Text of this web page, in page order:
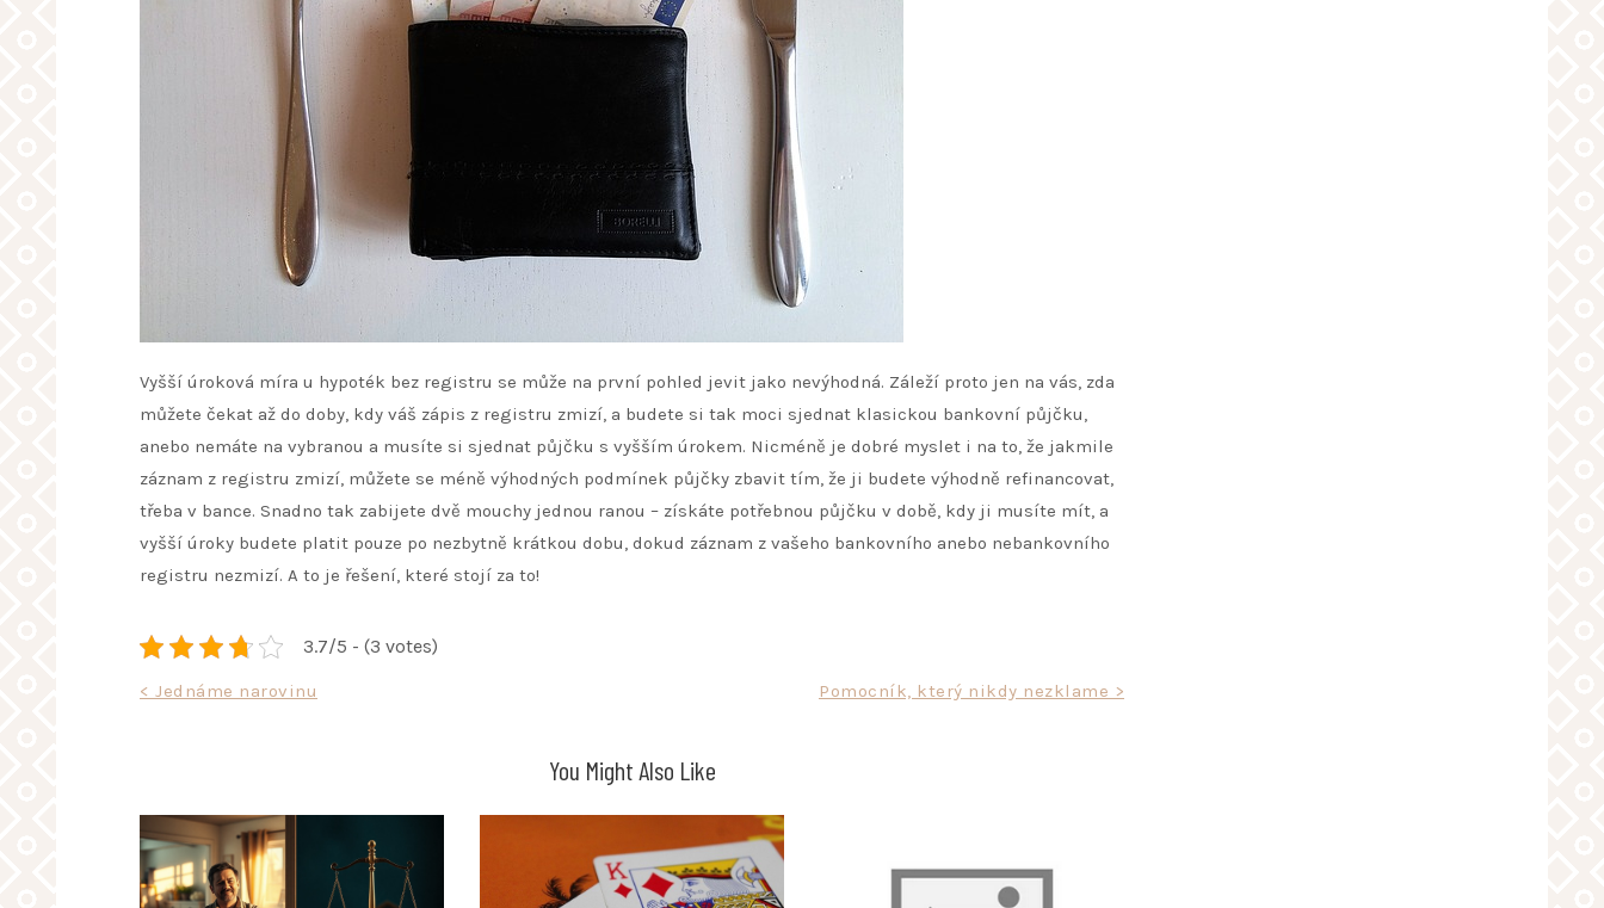
Vyšší úroková míra u hypoték bez registru se může na první pohled jevit jako nevýhodná. Záleží proto jen na vás, zda
můžete čekat až do doby, kdy váš zápis z registru zmizí, a budete si tak moci sjednat klasickou bankovní půjčku,
anebo nemáte na vybranou a musíte si sjednat půjčku s vyšším úrokem. Nicméně je dobré myslet i na to, že jakmile
záznam z registru zmizí, můžete se méně výhodných podmínek půjčky zbavit tím, že ji budete výhodně refinancovat,
třeba v bance. Snadno tak zabijete dvě mouchy jednou ranou – získáte potřebnou půjčku v době, kdy ji musíte mít, a
vyšší úroky budete platit pouze po nezbytně krátkou dobu, dokud záznam z vašeho bankovního anebo nebankovního
registru nezmizí. A to je řešení, které stojí za to!
3.7/5 - (3 votes)
Navigace
< Jednáme narovinu Pomocník, který nikdy nezklame >
You Might Also Like